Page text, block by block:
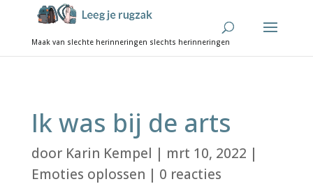
Ik was bij de arts
door Karin Kempel | mrt 10, 2022 |
Emoties oplossen | 0 reacties